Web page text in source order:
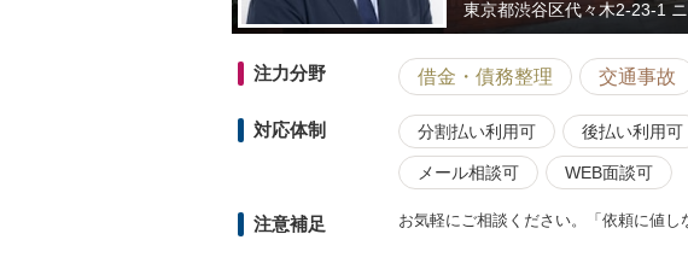
東京都渋谷区代々木2-23-1
注力分野 借金・債務整理 交通事故
対応体制 分割払い利用可 後払い利用可
メール相談可 WEB面談可
注意補足 お気軽にご相談ください。「依頼に値し